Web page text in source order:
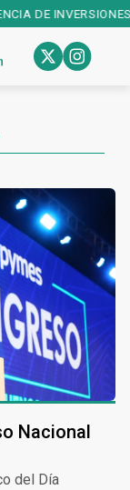
DE
Nacional
del Día